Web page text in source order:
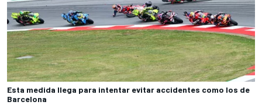
Esta medida llega para intentar evitar accidentes como los de
Barcelona